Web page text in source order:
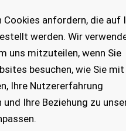
Cookies anfordern, die auf
werden. Wir
uns mitzuteilen, wenn Sie
besuchen, wie Sie mit
Ihre Nutzererfahrung
und Ihre Beziehung zu
Krone
150 XC
Verkaufe Krone
CV 150 XC, Bj. 08,
Rollböden vor
gewechselt,
17 Messer,
Maschine, Probelauf jederzeit